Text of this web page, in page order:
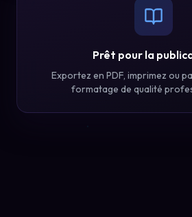
Prêt pour la
Exportez en PDF, imprimez ou
formatage de qualité